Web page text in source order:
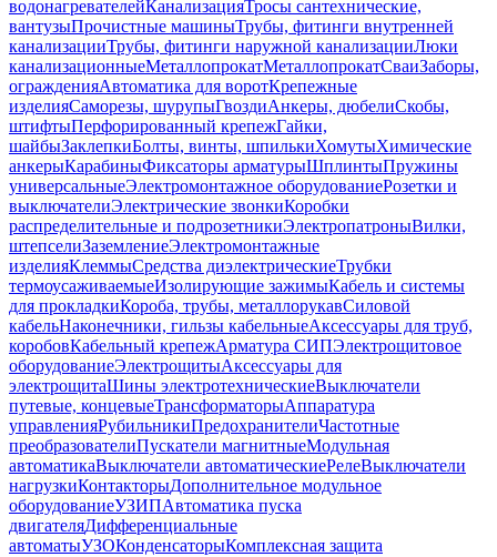
водонагревателейКанализацияТросы сантехнические,
вантузыПрочистные машиныТрубы, фитинги внутренней
канализацииТрубы, фитинги наружной канализацииЛюки
канализационныеМеталлопрокатМеталлопрокатСваиЗаборы,
огражденияАвтоматика для воротКрепежные
изделияСаморезы, шурупыГвоздиАнкеры, дюбелиСкобы,
штифтыПерфорированный крепежГайки,
шайбыЗаклепкиБолты, винты, шпилькиХомутыХимические
анкерыКарабиныФиксаторы арматурыШплинтыПружины
универсальныеЭлектромонтажное оборудованиеРозетки и
выключателиЭлектрические звонкиКоробки
распределительные и подрозетникиЭлектропатроныВилки,
штепселиЗаземлениеЭлектромонтажные
изделияКлеммыСредства диэлектрическиеТрубки
термоусаживаемыеИзолирующие зажимыКабель и системы
для прокладкиКороба, трубы, металлорукавСиловой
кабельНаконечники, гильзы кабельныеАксессуары для труб,
коробовКабельный крепежАрматура СИПЭлектрощитовое
оборудованиеЭлектрощитыАксессуары для
электрощитаШины электротехническиеВыключатели
путевые, концевыеТрансформаторыАппаратура
управленияРубильникиПредохранителиЧастотные
преобразователиПускатели магнитныеМодульная
автоматикаВыключатели автоматическиеРелеВыключатели
нагрузкиКонтакторыДополнительное модульное
оборудованиеУЗИПАвтоматика пуска
двигателяДифференциальные
автоматыУЗОКонденсаторыКомплексная защита